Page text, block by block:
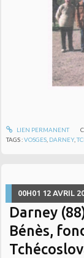
LIEN PERMANENT
TAGS :VOSGES DARNEY,
00H01 12 AVRIL
Darney
Bénès,